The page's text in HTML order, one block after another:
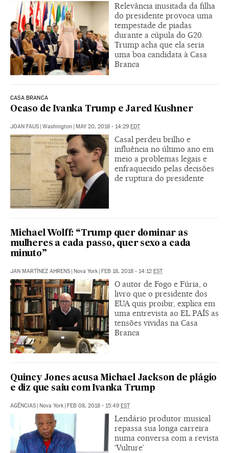
Relevância inusitada da filha
do presidente provoca uma
tempestade de piadas
durante a cúpula do G20.
Trump acha que ela seria
uma boa candidata à Casa
Branca
CASA BRANCA
Ocaso de Ivanka Trump e Jared Kushner
JOAN FAUS | Washington | MAY 20, 2018 - 14:29 EDT
Casal perdeu brilho e
influência no último ano em
meio a problemas legais e
enfraquecido pelas decisões
de ruptura do presidente
Michael Wolff: “Trump quer dominar as
mulheres a cada passo, quer sexo a cada
minuto”
JAN MARTÍNEZ AHRENS | Nova York | FEB 18, 2018 - 14:12 EST
O autor de Fogo e Fúria, o
livro que o presidente dos
EUA quis proibir, explica em
uma entrevista ao EL PAÍS as
tensões vividas na Casa
Branca
Quincy Jones acusa Michael Jackson de plágio
e diz que saiu com Ivanka Trump
AGÊNCIAS | Nova York | FEB 08, 2018 - 15:49 EST
Lendário produtor musical
repassa sua longa carreira
numa conversa com a revista
‘Vulture’